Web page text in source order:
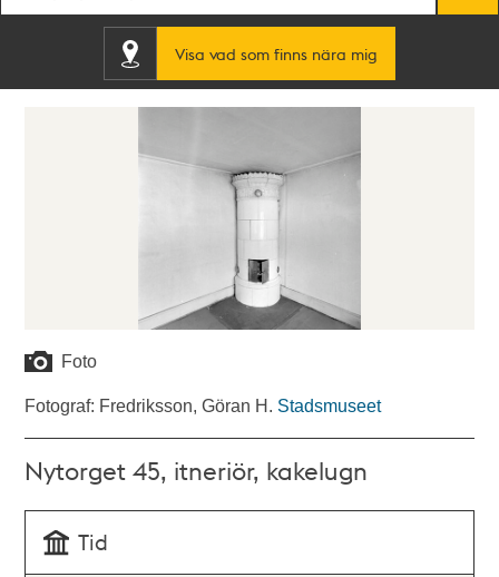
Visa vad som finns nära mig
Foto
Fotograf: Fredriksson, Göran H. Stadsmuseet
Nytorget 45, itneriör, kakelugn
Tid